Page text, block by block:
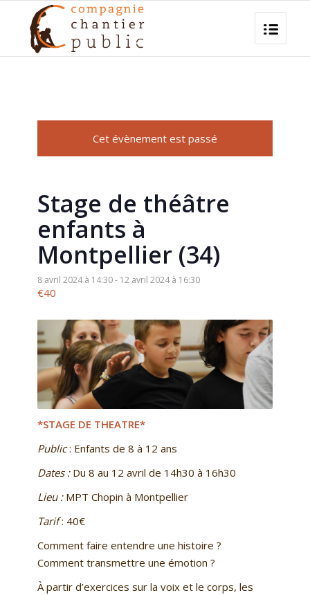
Cet évènement est passé
Stage de théâtre
enfants à
Montpellier (34)
8 avril 2024 à 14:30- 12 avril 2024 à 16:30
€40
*STAGE DE THEATRE*
Public: Enfants de 8 à 12 ans
Dates :Du 8 au 12 avril de 14h30 à 16h30
Lieu :MPT Chopin à Montpellier
Tarif: 40€
Comment faire entendre une histoire ?
Comment transmettre une émotion ?
À partir d’exercices sur la voix et le corps, les